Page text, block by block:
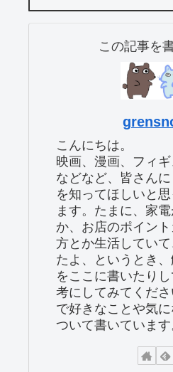
この記事を
こんにちは。
映画、漫画、フィ
などなど、皆さん
を知ってほしいと
ます。たまに、家
か、お店のポイン
方とか生活してい
たよ、というとき
をここに書いたり
考にしてみてくだ
で好きなことや気
ついて書いています